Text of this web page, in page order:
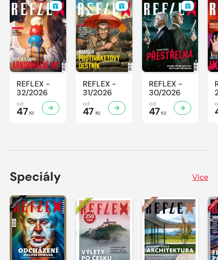
REFLEX -
32/2026
od
47 Kč
REFLEX -
31/2026
od
47 Kč
REFLEX -
30/2026
od
47Kč
Speciály Více